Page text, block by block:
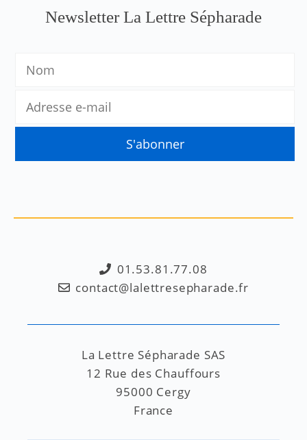
Newsletter La Lettre Sépharade
01.53.81.77.08
contact@lalettresepharade.fr
La Lettre Sépharade SAS
12 Rue des Chauffours
95000 Cergy
France